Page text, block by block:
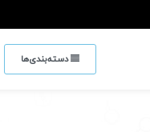
دسته‌بندی‌ها